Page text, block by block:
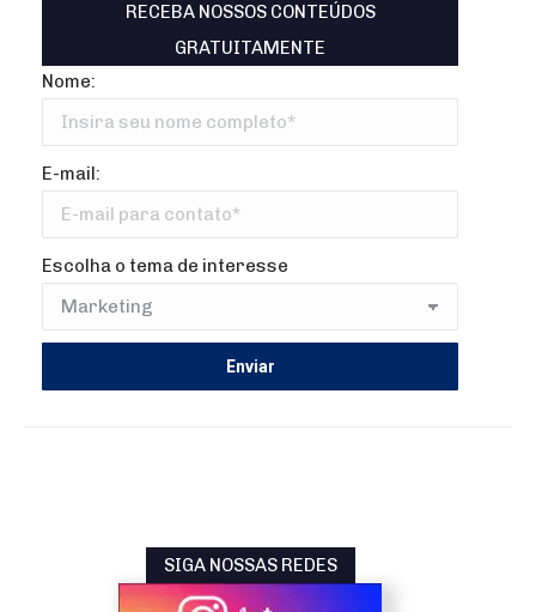
RECEBA NOSSOS CONTEÚDOS
GRATUITAMENTE
Nome:
E-mail:
Escolha o tema de interesse
SIGA NOSSAS REDES